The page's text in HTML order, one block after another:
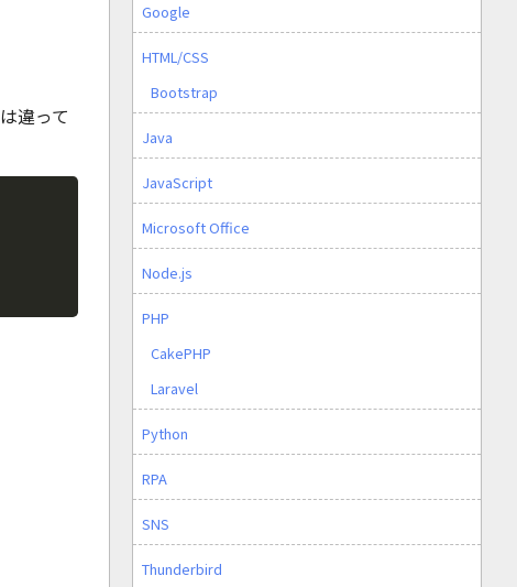
違って
Google
HTML/CSS
Bootstrap
Java
JavaScript
Microsoft Office
Node.js
PHP
CakePHP
Laravel
Python
RPA
SNS
Thunderbird